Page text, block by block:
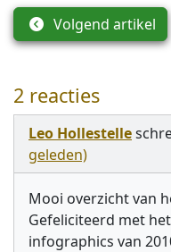
Volgend artikel
2 reacties
Leo Hollestelle
geleden)
Mooi overzicht van
Gefeliciteerd met
infographics van